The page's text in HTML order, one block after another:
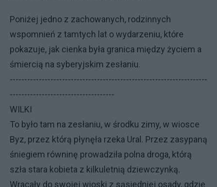
Poniżej jedno z zachowanych, rodzinnych
wspomnień z tamtych lat o wydarzeniu, które
pokazuje, jak cienka była granica między życiem a
śmiercią na syberyjskim zesłaniu.
--------------------------------------------------------------------
------------------------------------
WILKI
To było tam na zesłaniu, w środku zimy, w wiosce
Byz, przez którą płynęła rzeka Ural. Przez zasypaną
śniegiem równinę prowadziła polna droga, którą
szła stara kobieta z kilkuletnią dziewczynką.
Wracały do swojej wioski z sąsiedniej osady, gdzie